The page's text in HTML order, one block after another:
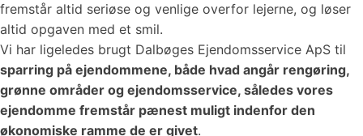
fremstår altid seriøse og venlige overfor lejerne, og løser
altid opgaven med et smil.
Vi har ligeledes brugt Dalbøges Ejendomsservice ApS til
sparring på ejendommene, både hvad angår rengøring,
grønne områder og ejendomsservice, således vores
ejendomme fremstår pænest muligt indenfor den
økonomiske ramme de er givet.